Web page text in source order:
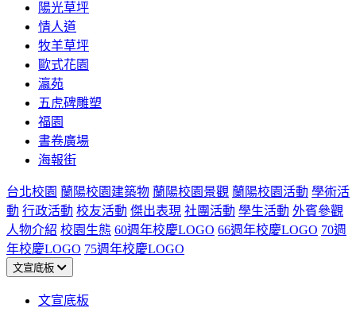
陽光草坪
情人道
牧羊草坪
歐式花園
瀛苑
五虎碑雕塑
福園
書卷廣場
海報街
台北校園 蘭陽校園建築物 蘭陽校園景觀 蘭陽校園活動 學術活
動 行政活動 校友活動 傑出表現 社團活動 學生活動 外賓參觀
人物介紹 校園生態 60週年校慶LOGO 66週年校慶LOGO 70週
年校慶LOGO 75週年校慶LOGO
文宣底板
文宣底板